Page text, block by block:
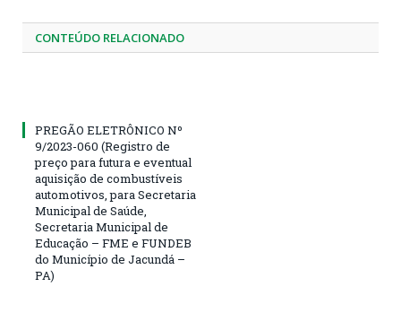
CONTEÚDO RELACIONADO
PREGÃO ELETRÔNICO Nº
9/2023-060 (Registro de
preço para futura e eventual
aquisição de combustíveis
automotivos, para Secretaria
Municipal de Saúde,
Secretaria Municipal de
Educação – FME e FUNDEB
do Município de Jacundá –
PA)